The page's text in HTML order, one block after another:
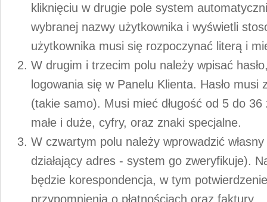
kliknięciu w drugie pole system
wybranej nazwy użytkownika i wyświetli
użytkownika musi się rozpoczynać literą i
W drugim i trzecim polu należy wpisać
logowania się w Panelu Klienta. Hasło
(takie samo). Musi mieć długość od 5 do
małe i duże, cyfry, oraz znaki specjalne.
W czwartym polu należy wprowadzić
działający adres - system go zweryfikuje).
będzie korespondencja, w tym
przypomnienia o płatnościach oraz faktury.